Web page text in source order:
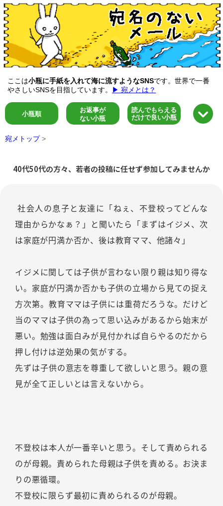
ここは小瓶に手紙を入れて海に流すようなSNSです。世界で一番
やさしいSNSを目指しています。
▶ 宛メとは？
小瓶順
お返事が
ない小瓶
読んでもらえる
だけで良い小瓶
宛メトップ >
40代50代の方々、若者の投稿に任せず参加してみませんか
社会人の息子と友達に「ねぇ、不登校ってどんな
理由からかなぁ？」と聞いたら「まずはイジメ、次
は家庭が円満か否か、後は教育ママ、他諸々」
イジメに関しては子供が言わない限り親は知り得な
い。家庭が円満か否かも子供の立場から見ての捉え
方次第。教育ママは子供には重荷だろうな。だけど
当のママは子供の為って思い込みがあるから始末が
悪い。勉強は面白みが見付かれば自らやるのだから
押し付けは逆効果の気がする。
先ずは子供の意志を尊重して欲しいと思う。親の意
見が全て正しいとは言えないから。
不登校は本人が一番辛いと思う。そして責められる
のが母親。責められた母親は子供を責める。お決ま
りの悪循環。
不登校に限らず最初に責められるのが母親。